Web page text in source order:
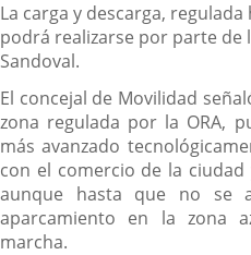
La carga y descarga,
podrá realizarse por parte de
Sandoval.
El concejal de Movilidad
zona regulada por la ORA,
más avanzado
con el comercio de la
aunque hasta que no se
aparcamiento en la zona
marcha.